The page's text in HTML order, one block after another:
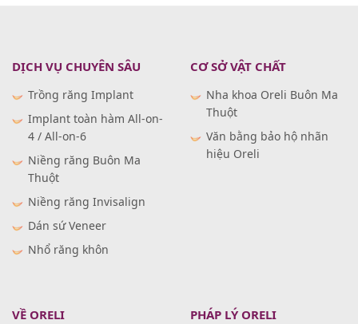
DỊCH VỤ CHUYÊN SÂU
Trồng răng Implant
Implant toàn hàm All-on-
4 / All-on-6
Niềng răng Buôn Ma
Thuột
Niềng răng Invisalign
Dán sứ Veneer
Nhổ răng khôn
CƠ SỞ VẬT CHẤT
Nha khoa Oreli Buôn Ma
Thuột
Văn bằng bảo hộ nhãn
hiệu Oreli
VỀ ORELI PHÁP LÝ ORELI